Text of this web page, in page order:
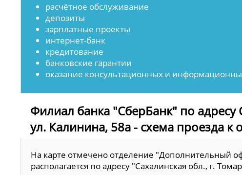
расчётное обслуживание
депозиты
зарплатные проекты
интернет-банк
кредитование
банковские гарантии
оказание консультационных и
Филиал банка "СберБанк" по адресу
ул. Калинина, 58а - схема проезда к
На карте отмечено отделение "Дополнительный
располагается по адресу "Сахалинская обл., г.